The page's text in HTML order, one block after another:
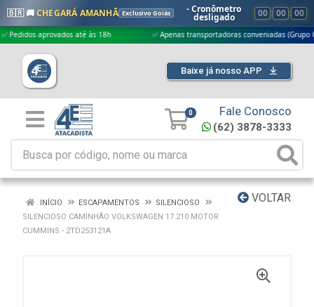
🇧🇷 🚚CHEGARÁ AMANHÃ Exclusivo Goiás - Cronômetro
desligado 00 : 00 : 00
aprovados até às 18h ✅ Apenas transportadoras conveniadas (Grupo G5)
Baixe já nosso APP
0 Fale Conosco
(62) 3878-3333
VOLTAR
INÍCIO ESCAPAMENTOS
SILENCIOSO
SILENCIOSO CAMINHÃO VOLKSWAGEN 17.210 MOTOR
CUMMINS - 2TD253121A